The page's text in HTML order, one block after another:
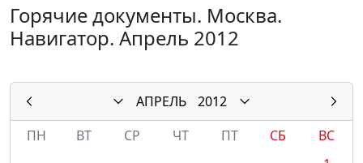
Горячие документы. Москва.
Навигатор. Апрель 2012
АПРЕЛЬ
2012
ПН
ВТ СР ЧТ ПТ СБ
ВС